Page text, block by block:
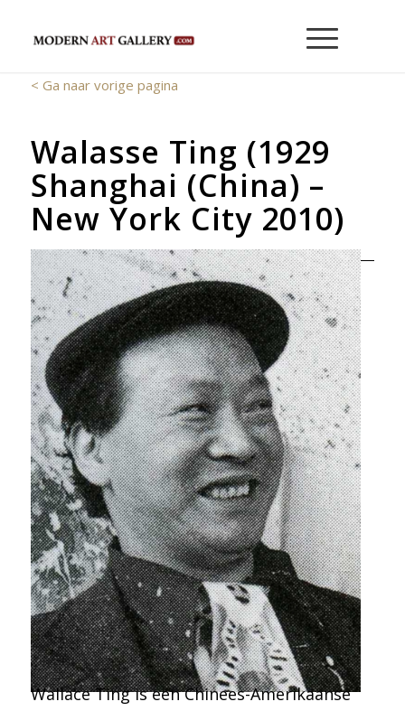
< Ga naar vorige pagina
Walasse Ting (1929
Shanghai (China) –
New York City 2010)
Wallace Ting is een Chinees-Amerikaanse